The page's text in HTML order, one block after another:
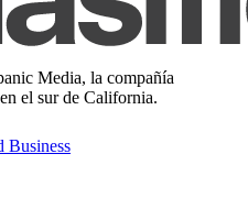
Media, la compañía
el sur de California.
Business